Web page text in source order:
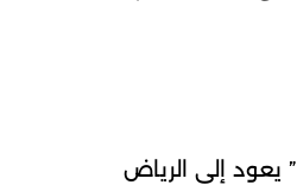
“DeepFest” يعود إلى الرياض